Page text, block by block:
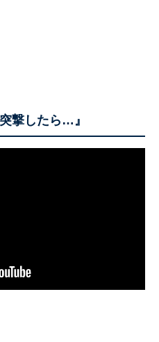
撃したら…』